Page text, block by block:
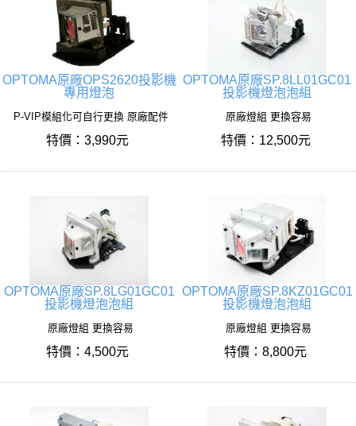
OPTOMA原廠OPS2620投影機
專用燈泡
P-VIP模組化可自行更換 原廠配件
特價：3,990元
OPTOMA原廠SP.8LL01GC01
投影機燈泡泡組
原廠燈組 更換容易
特價：12,500元
OPTOMA原廠SP.8LG01GC01
投影機燈泡泡組
原廠燈組 更換容易
特價：4,500元
OPTOMA原廠SP.8KZ01GC01
投影機燈泡泡組
原廠燈組 更換容易
特價：8,800元